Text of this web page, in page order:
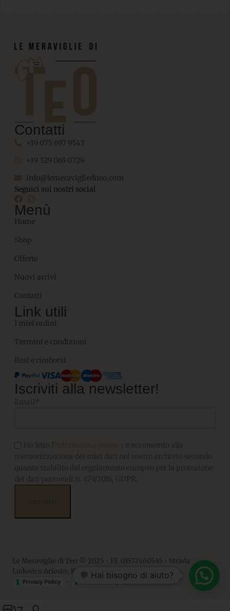
Contatti
+39 075 697 9543
+39 329 065 0729
info@lemeravigliediteo.com
Seguici sui nostri social
Menù
Home
Shop
Offerte
Nuovi arrivi
Contatti
Link utili
I miei ordini
Termini e condizioni
Resi e rimborsi
Iscriviti alla newsletter!
Le Meraviglie di Teo © 2025 • P.I. 03572460545 • Strada
Ludovico Ariosto, 10 • 06063, Magione PG
Privacy Policy •
💬 Hai bisogno di aiuto?